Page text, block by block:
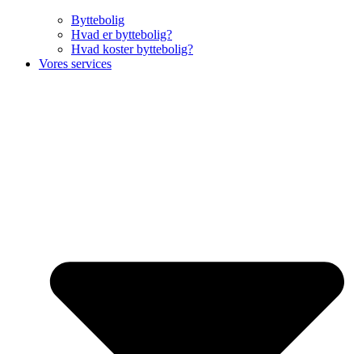
Byttebolig
Hvad er byttebolig?
Hvad koster byttebolig?
Vores services